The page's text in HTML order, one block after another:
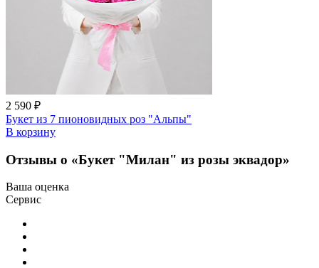
2 590 ₽
Букет из 7 пионовидных роз "Альпы"
В корзину
Отзывы о «Букет "Милан" из розы эквадор»
Ваша оценка
Сервис